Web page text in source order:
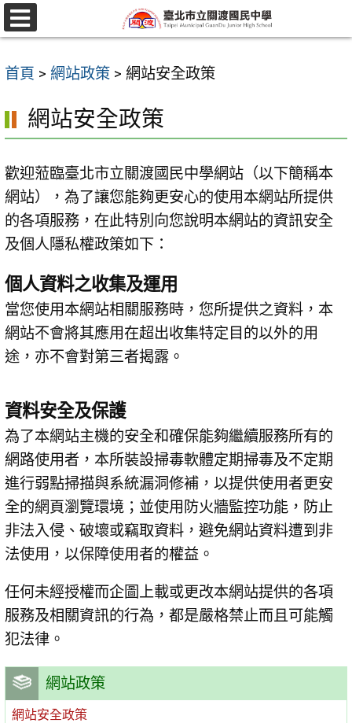
跳
至
要
容
選
單
首頁 > 網站政策 > 網站安全政策
網站政策
網站安全政策
網站安全政策
歡迎蒞臨臺北市立關渡國民中學網站（以下簡稱本
網站），為了讓您能夠更安心的使用本網站所提供
的各項服務，在此特別向您說明本網站的資訊安全
及個人隱私權政策如下：
個人資料之收集及運用
當您使用本網站相關服務時，您所提供之資料，本
網站不會將其應用在超出收集特定目的以外的用
途，亦不會對第三者揭露。
資料安全及保護
為了本網站主機的安全和確保能夠繼續服務所有的
網路使用者，本所裝設掃毒軟體定期掃毒及不定期
進行弱點掃描與系統漏洞修補，以提供使用者更安
全的網頁瀏覽環境；並使用防火牆監控功能，防止
非法入侵、破壞或竊取資料，避免網站資料遭到非
法使用，以保障使用者的權益。
任何未經授權而企圖上載或更改本網站提供的各項
服務及相關資訊的行為，都是嚴格禁止而且可能觸
犯法律。